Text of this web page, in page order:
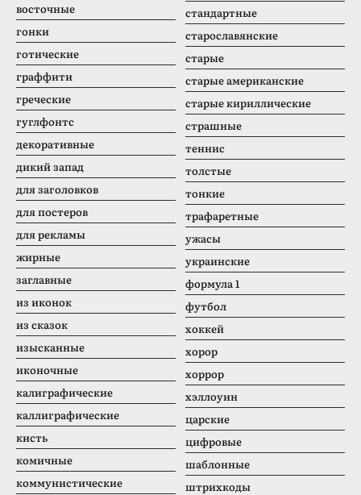
восточные
гонки
готические
граффити
греческие
гуглфонтс
декоративные
дикий запад
для заголовков
для постеров
для рекламы
жирные
заглавные
из иконок
из сказок
изысканные
иконочные
калиграфические
каллиграфические
кисть
комичные
коммунистические
стандартные
старославянские
старые
старые американские
старые кириллические
страшные
теннис
толстые
тонкие
трафаретные
ужасы
украинские
формула 1
футбол
хоккей
хорор
хоррор
хэллоуин
царские
цифровые
шаблонные
штрихкоды